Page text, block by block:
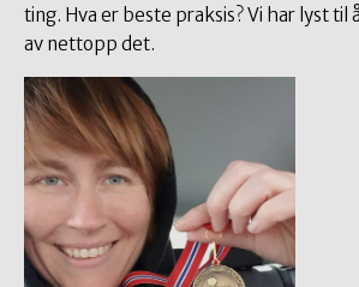
ting. Hva er beste praksis? Vi har lyst til
av nettopp det.